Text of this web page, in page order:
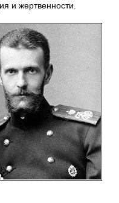
и жертвенности.